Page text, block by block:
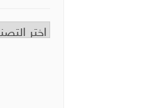
التصنيفات